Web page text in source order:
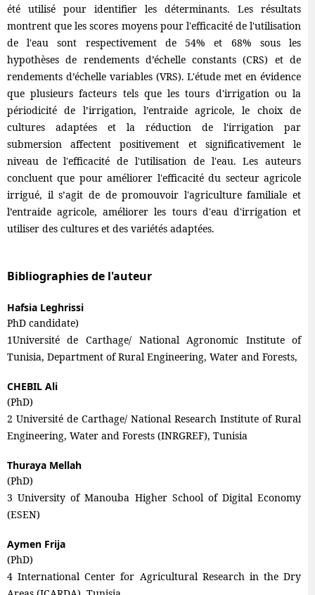
été utilisé pour identifier les déterminants. Les résultats
montrent que les scores moyens pour l'efficacité de l'utilisation
de l'eau sont respectivement de 54% et 68% sous les
hypothèses de rendements d’échelle constants (CRS) et de
rendements d’échelle variables (VRS). L'étude met en évidence
que plusieurs facteurs tels que les tours d'irrigation ou la
périodicité de l’irrigation, l’entraide agricole, le choix de
cultures adaptées et la réduction de l'irrigation par
submersion affectent positivement et significativement le
niveau de l'efficacité de l'utilisation de l'eau. Les auteurs
concluent que pour améliorer l'efficacité du secteur agricole
irrigué, il s’agit de de promouvoir l'agriculture familiale et
l’entraide agricole, améliorer les tours d'eau d'irrigation et
utiliser des cultures et des variétés adaptées.
Bibliographies de l'auteur
Hafsia Leghrissi
PhD candidate)
1Université de Carthage/ National Agronomic Institute of
Tunisia, Department of Rural Engineering, Water and Forests,
CHEBIL Ali
(PhD)
2 Université de Carthage/ National Research Institute of Rural
Engineering, Water and Forests (INRGREF), Tunisia
Thuraya Mellah
(PhD)
3 University of Manouba Higher School of Digital Economy
(ESEN)
Aymen Frija
(PhD)
4 International Center for Agricultural Research in the Dry